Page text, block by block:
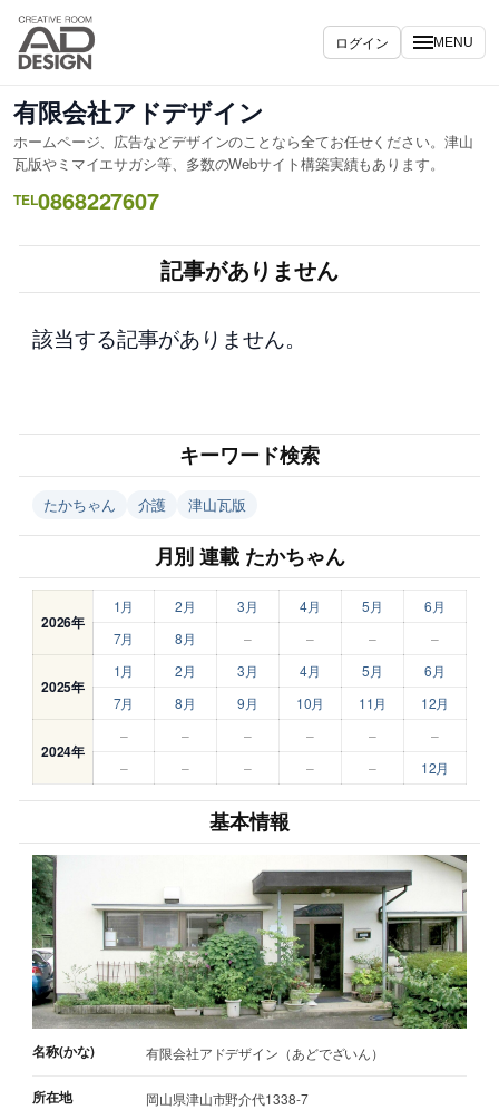
内
を
キ
ッ
プ
ログイン MENU
有限会社アドデザイン
ホームページ、広告などデザインのことなら全てお任せください。津山
瓦版やミマイエサガシ等、多数のWebサイト構築実績もあります。
TEL0868227607
記事がありません
該当する記事がありません。
キーワード検索
たかちゃん 介護 津山瓦版
月別 連載 たかちゃん
2026年
1月 2月 3月 4月 5月
6月
7月
8月 – – – –
2025年
1月 2月 3月 4月 5月
6月
7月
8月 9月 10月 11月 12月
2024年
– – – – –
–
–
– – – – 12月
基本情報
名称(かな) 有限会社アドデザイン（あどでざいん）
所在地 岡山県津山市野介代1338-7